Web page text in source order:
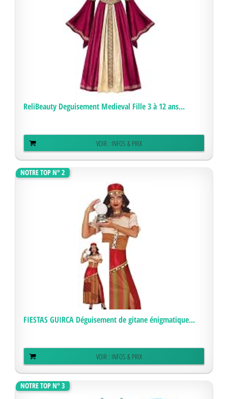
ReliBeauty Deguisement Medieval Fille 3 à 12 ans...
VOIR : INFOS & PRIX
NOTRE TOP N° 2
FIESTAS GUIRCA Déguisement de gitane énigmatique...
VOIR : INFOS & PRIX
NOTRE TOP N° 3